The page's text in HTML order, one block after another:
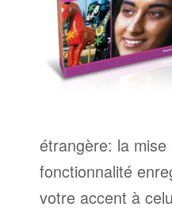
étrangère: la
fonctionnalité
votre accent à